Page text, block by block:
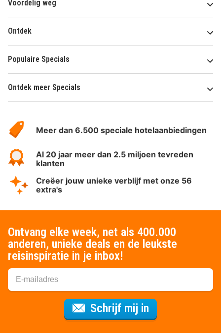
Voordelig weg
Ontdek
Populaire Specials
Ontdek meer Specials
HotelSpecials
Meer dan 6.500 speciale hotelaanbiedingen
Al 20 jaar meer dan 2.5 miljoen tevreden
klanten
Creëer jouw unieke verblijf met onze 56
extra's
Ontvang elke week, net als 400.000
anderen, unieke deals en de leukste
reisinspiratie in je inbox!
Schrijf mij in